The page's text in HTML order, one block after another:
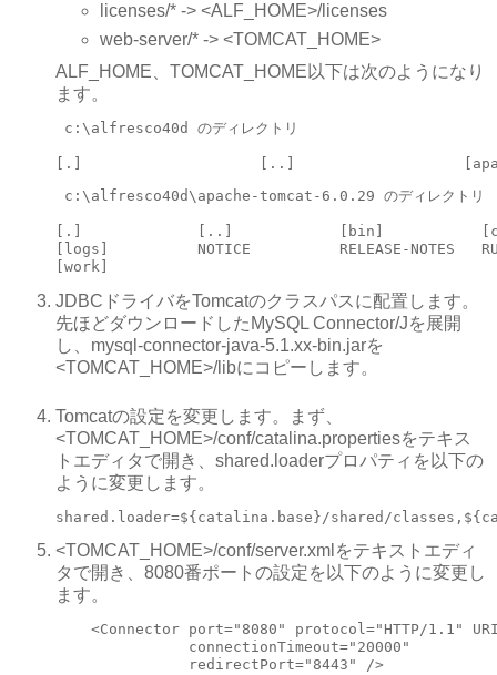
licenses/* -> <ALF_HOME>/licenses
web-server/* -> <TOMCAT_HOME>
ALF_HOME、TOMCAT_HOME以下は次のようになり
ます。
c:\alfresco40d のディレクトリ
[.]                    [..]
c:\alfresco40d\apache-tomcat-6.0.29 のディレクトリ
[.]             [..]            [bin]
[logs]          NOTICE          RELEASE-NOTES
[work]
JDBCドライバをTomcatのクラスパスに配置します。
先ほどダウンロードしたMySQL Connector/Jを展開
し、mysql-connector-java-5.1.xx-bin.jarを
<TOMCAT_HOME>/libにコピーします。
Tomcatの設定を変更します。まず、
<TOMCAT_HOME>/conf/catalina.propertiesをテキス
トエディタで開き、shared.loaderプロパティを以下の
ように変更します。
shared.loader=${catalina.base}/shared/
<TOMCAT_HOME>/conf/server.xmlをテキストエディ
タで開き、8080番ポートの設定を以下のように変更し
ます。
<Connector port="8080" protocol="HTTP/1.1"
               connectionTimeout="20000"
               redirectPort="8443" />